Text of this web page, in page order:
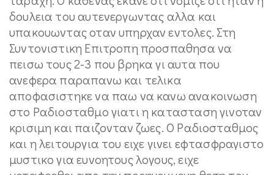
δουλεια του αυτενεργωντας αλλα και
υπακουωντας οταν υπηρχαν εντολες. Στη
Συντονιστικη Επιτροπη προσπαθησα να
πεισω τους 2-3 που βρηκα γι αυτα που
ανεφερα παραπανω και τελικα
αποφασιστηκε να παω να κανω ανακοινωση
στο Ραδιοσταθμο γιατι η κατασταση γινοταν
κρισιμη και παιζονταν ζωες. Ο Ραδιοσταθμος
και η λειτουργια του ειχε γινει εφτασφραγιστο
μυστικο για ευνοητους λογους, ειχε